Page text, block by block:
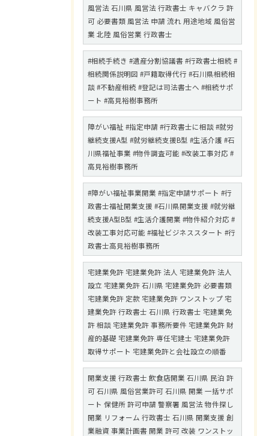
風営法 石川県 風営法 行政書士 キャバクラ 許
可 必要書類 風営法 申請 流れ 用途地域 風俗営
業 北陸 風俗営業 行政書士
#相続手続き #遺産分割協議書 #行政書士相続 #
相続関係説明図 #戸籍取得代行 #石川県相続相
談 #不動産相続 #登記は司法書士へ #相続サポ
ート #高見裕樹事務所
障がい福祉 #指定申請 #行政書士に相談 #就労
継続支援A型 #就労継続支援B型 #生活介護 #石
川県福祉事業 #物件調査可能 #改装工事対応 #
高見裕樹事務所
#障がい福祉事業開業 #指定申請サポート #行
政書士福祉開業支援 #石川県開業支援 #就労継
続支援A型B型 #生活介護開業 #物件紹介対応 #
改装工事対応可能 #福祉ビジネススタート #行
政書士高見裕樹事務所
宅建業免許 宅建業免許 法人 宅建業免許 法人
設立 宅建業免許 石川県 宅建業免許 必要書類
宅建業免許 定款 宅建業免許 ワンストップ 宅
建業免許 行政書士 石川県 行政書士 宅建業免
許 相談 宅建業免許 事務所要件 宅建業免許 財
産的基礎 宅建業免許 専任宅建士 宅建業免許
取得サポート 宅建業免許と会社設立の順番
開業支援 行政書士 飲食店開業 石川県 民泊 許
可 石川県 風俗営業許可 石川県 開業 一括サポ
ート 保健所 許可申請 警察署 風営法 物件探し
開業 リフォーム 行政書士 石川県 開業支援 創
業融資 事業計画書 開業 許可 改装 ワンストッ